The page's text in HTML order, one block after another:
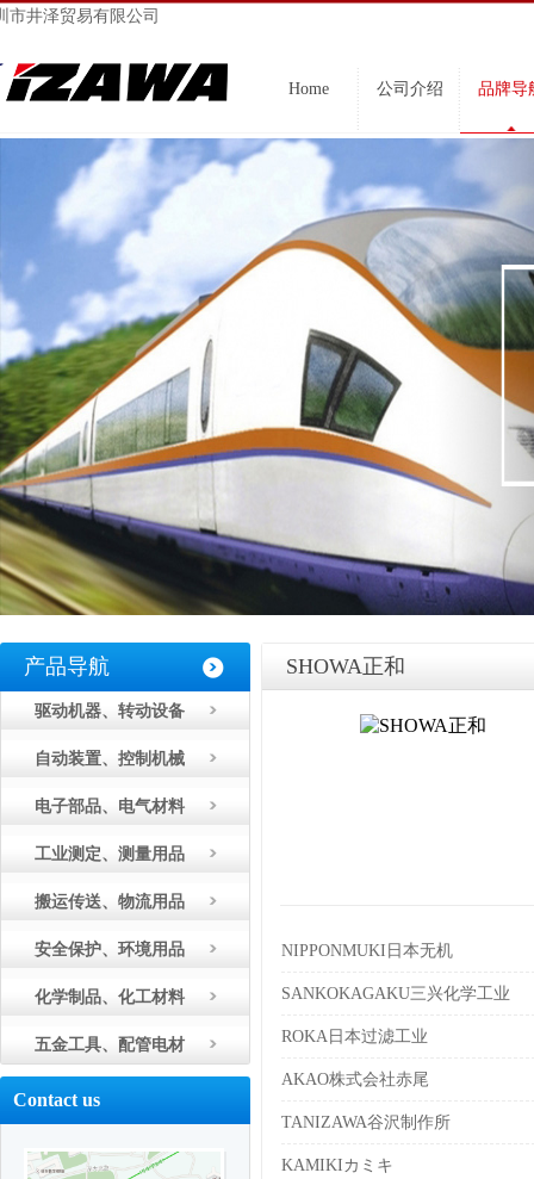
市井泽贸易有限公司
Home 公司介绍 品牌导
产品导航
驱动机器、转动设备
自动装置、控制机械
电子部品、电气材料
工业测定、测量用品
搬运传送、物流用品
安全保护、环境用品
化学制品、化工材料
五金工具、配管电材
Contact us
SHOWA正和
NIPPONMUKI日本无机
SANKOKAGAKU三兴化学工业
ROKA日本过滤工业
AKAO株式会社赤尾
TANIZAWA谷沢制作所
KAMIKIカミキ